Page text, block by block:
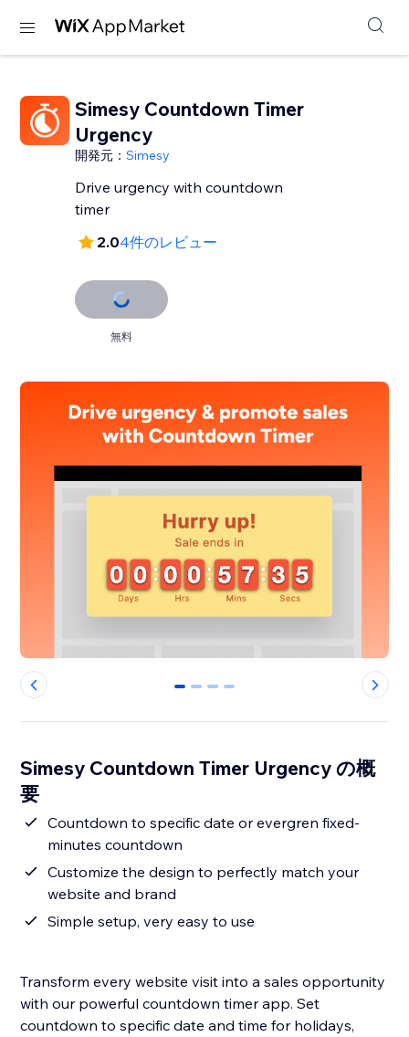
Simesy Countdown Timer
Urgency
開発元：Simesy
Drive urgency with countdown
timer
2.04件のレビュー
無料
0 1 2 3
Simesy Countdown Timer Urgency の概
要
Countdown to specific date or evergren fixed-
minutes countdown
Customize the design to perfectly match your
website and brand
Simple setup, very easy to use
Transform every website visit into a sales opportunity
with our powerful countdown timer app. Set
countdown to specific date and time for holidays,